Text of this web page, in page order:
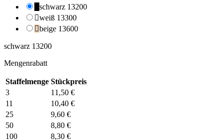
schwarz 13200
schwarz 13200
weiß 13300
weiß 13300
beige 13600
beige 13600
schwarz 13200
Mengenrabatt
Staffelmenge Stückpreis
3
11,50 €
11
10,40 €
25
9,60 €
50
8,80 €
100
8,30 €